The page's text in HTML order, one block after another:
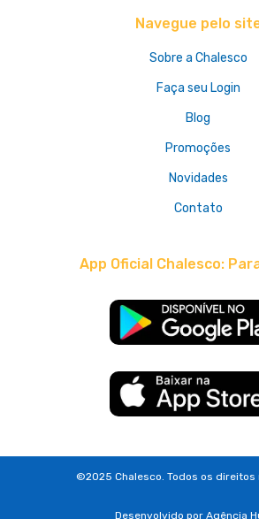
Navegue pelo
Sobre a Chalesco
Faça seu Login
Blog
Promoções
Novidades
Contato
App Oficial Chalesco:
©2025 Chalesco. Todos os direitos
Desenvolvido por Agência